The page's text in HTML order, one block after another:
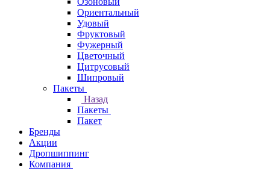
Ориентальный
Удовый
Фруктовый
Фужерный
Цветочный
Цитрусовый
Шипровый
Пакеты
Назад
Пакеты
Пакет
Бренды
Акции
Дропшиппинг
Компания